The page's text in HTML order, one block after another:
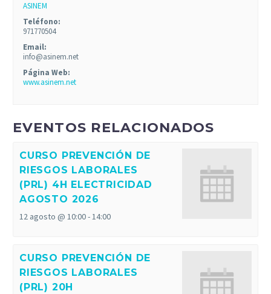
ASINEM
Teléfono:
971770504
Email:
info@asinem.net
Página Web:
www.asinem.net
EVENTOS RELACIONADOS
CURSO PREVENCIÓN DE
RIESGOS LABORALES
(PRL) 4H ELECTRICIDAD
AGOSTO 2026
12 agosto @ 10:00-14:00
CURSO PREVENCIÓN DE
RIESGOS LABORALES
(PRL) 20H